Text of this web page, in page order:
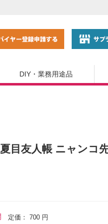
DIY・業務用途品
目友人帳 ニャンコ
定価： 700 円